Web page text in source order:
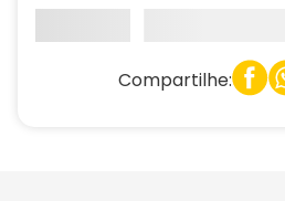
Compartilhe: